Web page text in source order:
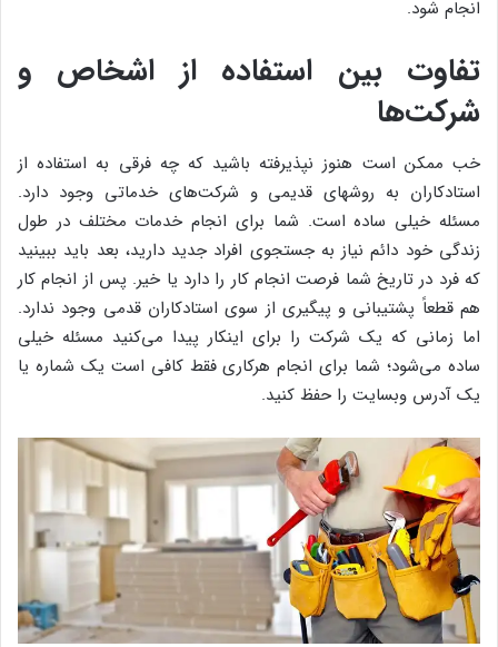
انجام شود.
تفاوت بین استفاده از اشخاص و
شرکت‌ها
خب ممکن است هنوز نپذیرفته باشید که چه فرقی به استفاده از
استادکاران به روشهای قدیمی و شرکت‌های خدماتی وجود دارد.
مسئله خیلی ساده است. شما برای انجام خدمات مختلف در طول
زندگی خود دائم نیاز به جستجوی افراد جدید دارید، بعد باید ببینید
که فرد در تاریخ شما فرصت انجام کار را دارد یا خیر. پس از انجام کار
هم قطعاً پشتیبانی و پیگیری از سوی استادکاران قدمی وجود ندارد.
اما زمانی که یک شرکت را برای اینکار پیدا می‌کنید مسئله خیلی
ساده می‌شود؛ شما برای انجام هرکاری فقط کافی است یک شماره یا
یک آدرس وبسایت را حفظ کنید.